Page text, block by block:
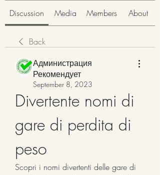
Discussion Media Members About
Back
Администрация
Рекомендует
September 8, 2023
Divertente nomi di
gare di perdita di
peso
Scopri i nomi divertenti delle gare di